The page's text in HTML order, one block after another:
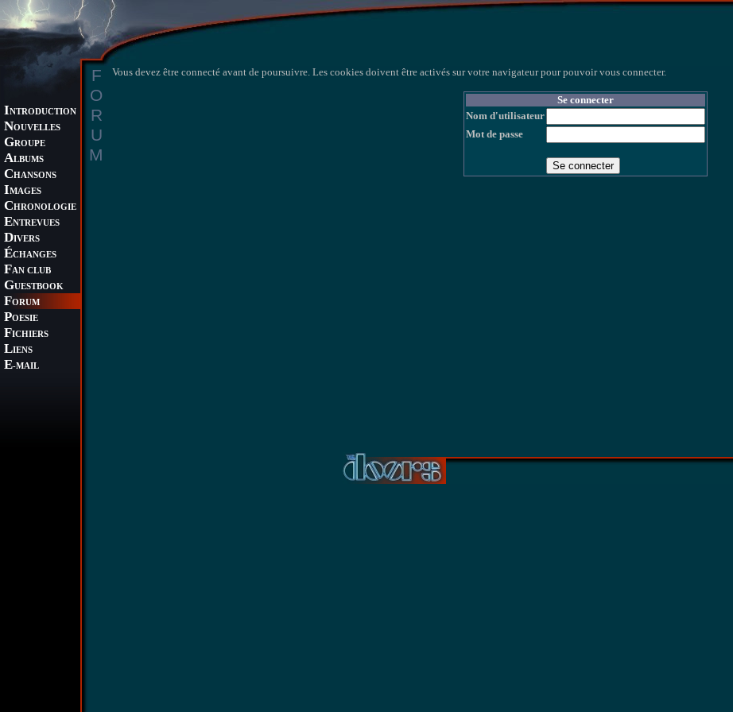
INTRODUCTION
NOUVELLES
GROUPE
ALBUMS
CHANSONS
IMAGES
CHRONOLOGIE
ENTREVUES
DIVERS
ÉCHANGES
FAN CLUB
GUESTBOOK
FORUM
POESIE
FICHIERS
LIENS
E-MAIL
F
O
R
U
M
Vous devez être connecté avant de poursuivre. Les cookies doivent être activés sur votre navigateur pour pouvoir vous connecter.
Se connecter
Nom d'utilisateur
Mot de passe